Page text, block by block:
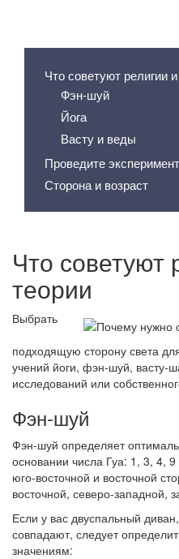
Что советуют религии
Фэн-шуй
Йога
Васту и веды
Проведите эксперимент
Сторона и возраст
Что советуют
теории
Выбрать
подходящую сторону света
учений йоги, фэн-шуй, васту-
исследований или
Фэн-шуй
Фэн-шуй определяет
основании числа Гуа: 1, 3, 4,
юго-восточной и восточной
восточной, северо-западной,
Если у вас двуспальный
совпадают, следует
значениям: